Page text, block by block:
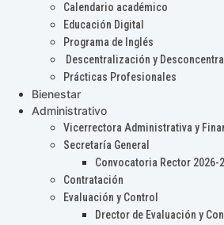
Calendario académico
Educación Digital
Programa de Inglés
Descentralización y
Prácticas Profesionales
Bienestar
Administrativo
Vicerrectora Administrativa y
Secretaría General
Convocatoria Rector 2026-
Contratación
Evaluación y Control
Drector de Evaluación y